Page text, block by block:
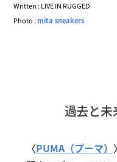
Written : LIVE IN RUGGED
Photo :mita sneakers
過去と未
〈PUMA（プーマ）